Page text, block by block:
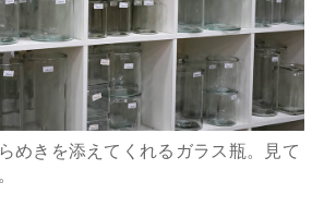
めきを添えてくれるガラス瓶。見て